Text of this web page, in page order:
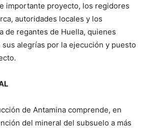
importante proyecto, los regidores
autoridades locales y los
de regantes de Huella, quienes
alegrías por la ejecución y puesto
de Antamina comprende, en
del mineral del subsuelo a más